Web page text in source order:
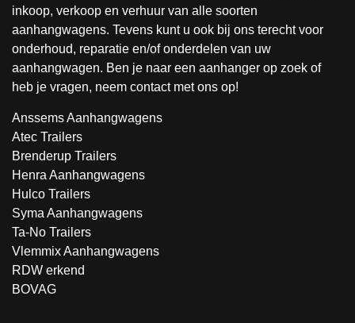
inkoop, verkoop en verhuur van alle soorten
aanhangwagens. Tevens kunt u ook bij ons terecht voor
onderhoud, reparatie en/of onderdelen van uw
aanhangwagen. Ben je naar een aanhanger op zoek of
heb je vragen, neem contact met ons op!
Anssems Aanhangwagens
Atec Trailers
Brenderup Trailers
Henra Aanhangwagens
Hulco Trailers
Syma Aanhangwagens
Ta-No Trailers
Vlemmix Aanhangwagens
RDW erkend
BOVAG